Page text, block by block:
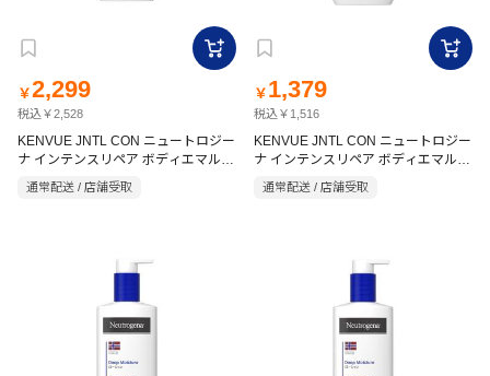
￥2,299
税込￥2,528
KENVUE JNTL CON ニュートロジー
ナ インテンスリペア ボディエマルジ
ョン 450ml
通常配送 / 店舗受取
￥ 1,379
税込￥1,516
KENVUE JNTL CON ニュートロジー
ナ インテンスリペア ボディエマルジ
ョン 250ml
通常配送 / 店舗受取